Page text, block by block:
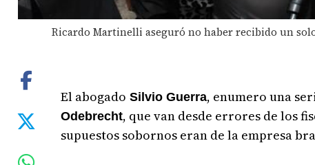
Ricardo Martinelli aseguró no haber recibido un
El abogado Silvio Guerra, enumero una
Odebrecht, que van desde errores de los
supuestos sobornos eran de la empresa